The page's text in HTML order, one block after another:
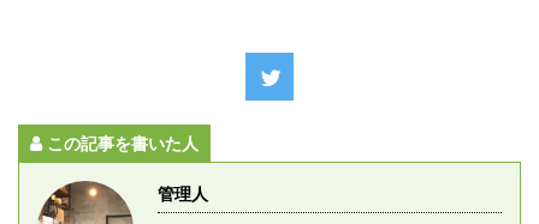
この記事を書いた人
管理人